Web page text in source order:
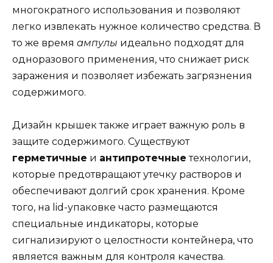
многократного использования и позволяют
легко извлекать нужное количество средства. В
то же время ампулы идеально подходят для
одноразового применения, что снижает риск
заражения и позволяет избежать загрязнения
содержимого.
Дизайн крышек также играет важную роль в
защите содержимого. Существуют
герметичные и антипротечные технологии,
которые предотвращают утечку растворов и
обеспечивают долгий срок хранения. Кроме
того, на lid-упаковке часто размещаются
специальные индикаторы, которые
сигнализируют о целостности контейнера, что
является важным для контроля качества.